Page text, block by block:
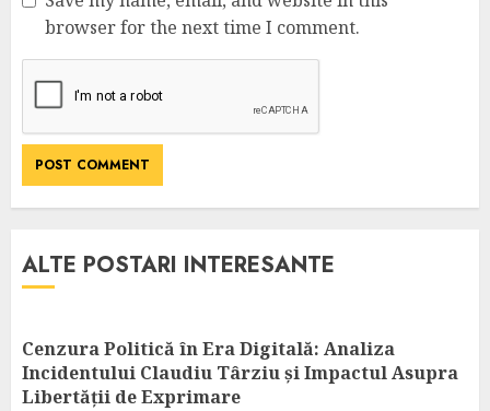
browser for the next time I comment.
ALTE POSTARI INTERESANTE
Cenzura Politică în Era Digitală: Analiza
Incidentului Claudiu Târziu și Impactul Asupra
Libertății de Exprimare